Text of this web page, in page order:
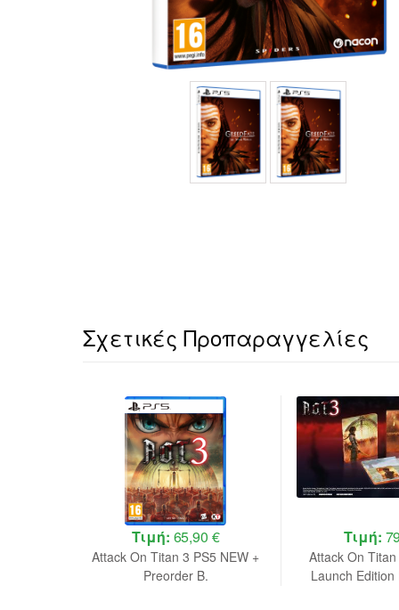
Σχετικές Προπαραγγελίες
Τιμή: 65,90 €
Attack On Titan 3 PS5 NEW +
Preorder B.
Τιμή:
Attack On
Launch Edition